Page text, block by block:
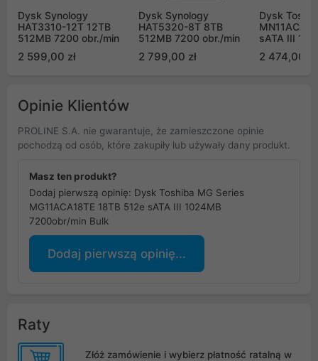
Dysk Synology
HAT3310-12T 12TB
512MB 7200 obr./min
2 599,00 zł
Dysk Synology
HAT5320-8T 8TB
512MB 7200 obr./min
2 799,00 zł
Dysk
sATA III
2 474,00 zł
Opinie Klientów
PROLINE S.A. nie gwarantuje, że zamieszczone opinie
pochodzą od osób, które zakupiły lub używały dany produkt.
Masz ten produkt?
Dodaj pierwszą opinię: Dysk Toshiba MG Series
MG11ACA18TE 18TB 512e sATA III 1024MB
7200obr/min Bulk
Dodaj pierwszą opinię...
Raty
Złóż zamówienie i wybierz płatność ratalną w